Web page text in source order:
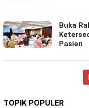
Buka
Pasien
TOPIK POPULER